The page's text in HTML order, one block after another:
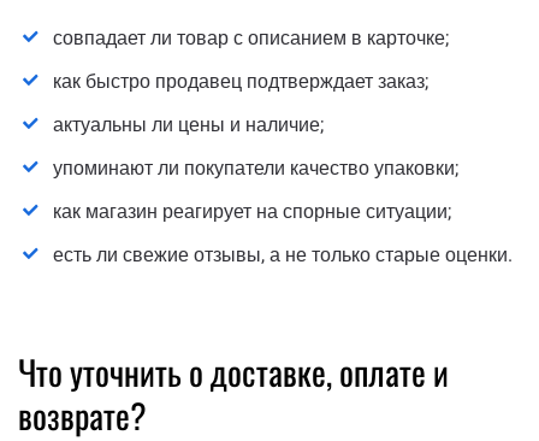
совпадает ли товар с описанием в карточке;
как быстро продавец подтверждает заказ;
актуальны ли цены и наличие;
упоминают ли покупатели качество упаковки;
как магазин реагирует на спорные ситуации;
есть ли свежие отзывы, а не только старые оценки.
Что уточнить о доставке, оплате и
возврате?